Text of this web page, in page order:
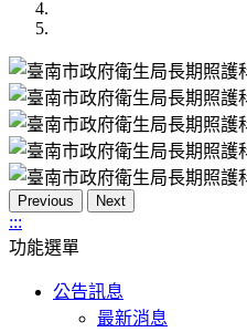
Previous Next
:::
功能選單
公告訊息
最新消息